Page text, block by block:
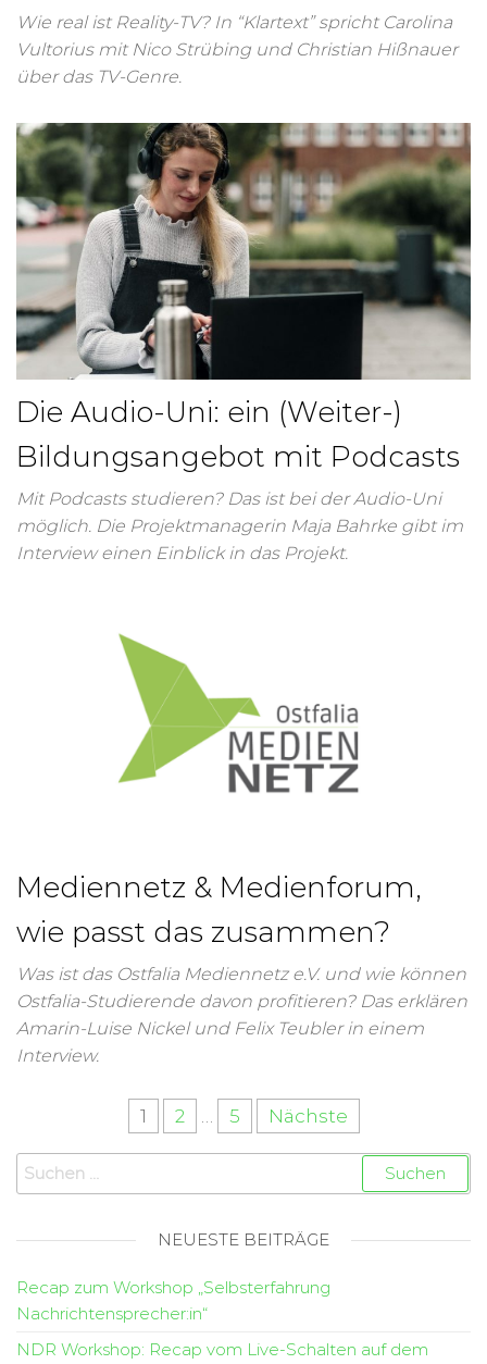
Wie real ist Reality-TV? In “Klartext” spricht Carolina
Vultorius mit Nico Strübing und Christian Hißnauer
über das TV-Genre.
Die Audio-Uni: ein (Weiter-)
Bildungsangebot mit Podcasts
Mit Podcasts studieren? Das ist bei der Audio-Uni
möglich. Die Projektmanagerin Maja Bahrke gibt im
Interview einen Einblick in das Projekt.
Mediennetz & Medienforum,
wie passt das zusammen?
Was ist das Ostfalia Mediennetz e.V. und wie können
Ostfalia-Studierende davon profitieren? Das erklären
Amarin-Luise Nickel und Felix Teubler in einem
Interview.
1 2 5 Nächste
NEUESTE BEITRÄGE
Recap zum Workshop „Selbsterfahrung
Nachrichtensprecher:in“
NDR Workshop: Recap vom Live-Schalten auf dem